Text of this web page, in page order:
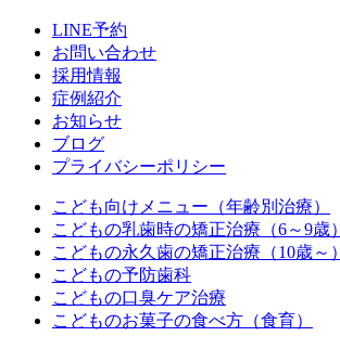
LINE予約
お問い合わせ
採用情報
症例紹介
お知らせ
ブログ
プライバシーポリシー
こども向けメニュー（年齢別治療）
こどもの乳歯時の矯正治療（6～9歳）
こどもの永久歯の矯正治療（10歳～）
こどもの予防歯科
こどもの口臭ケア治療
こどものお菓子の食べ方（食育）